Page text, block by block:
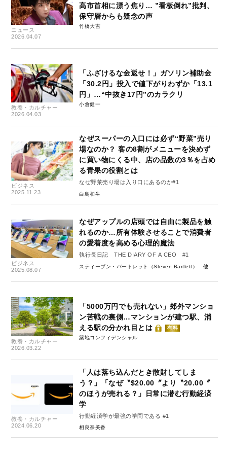
ニュース
2026.04.07
高市首相に漂う焦り… ”看板倒れ”批判、
保守層からも疑念の声
竹橋大吉
教養・カルチャー
2026.04.03
「ふざけるな金返せ！」ガソリン補助金
「30.2円」投入で値下がりわずか「13.1
円」…“中抜き17円”のカラクリ
小倉健一
ビジネス
2025.11.23
なぜスーパーの入口には必ず“野菜”売り
場なのか？ 客の8割がメニューを決めず
に買い物にくる中、店の品数の3％を占め
る青果の役割とは
なぜ野菜売り場は入り口にあるのか#1
白鳥和生
ビジネス
2025.08.07
なぜアップルの店頭では自由に製品を触
れるのか…所有体験させることで消費者
の愛着度を高める心理的魔法
執行長日記 THE DIARY OF A CEO #1
スティーブン・バートレット（Steven Bartlett）
教養・カルチャー
2026.03.22
「5000万円でも売れない」郊外マンショ
ン苦戦の裏側…マンションが建つ駅、消
える駅の分かれ目とは
有料
築地コンフィデンシャル
教養・カルチャー
2024.06.20
「人は落ち込んだとき散財してしま
う？」「なぜ〝$20.00〞より〝20.00〞
のほうが売れる？」日常に潜む行動経済
学
行動経済学が最強の学問である #1
相良奈美香